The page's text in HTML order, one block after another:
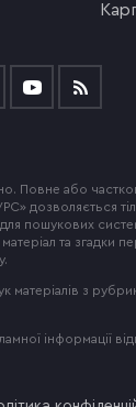
Повне або
дозволяється
пошукових
та згадки
матеріалів з
інформації